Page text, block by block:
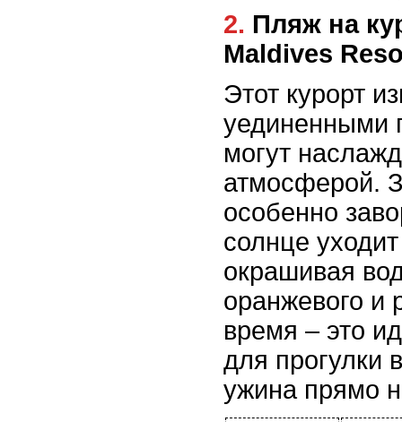
2. Пляж на курорте Anantara Veli
Maldives
Этот курорт
уединенными
могут
атмосферой.
особенно
солнце уходит
окрашивая
оранжевого и
время – это
для прогулки
ужина прямо